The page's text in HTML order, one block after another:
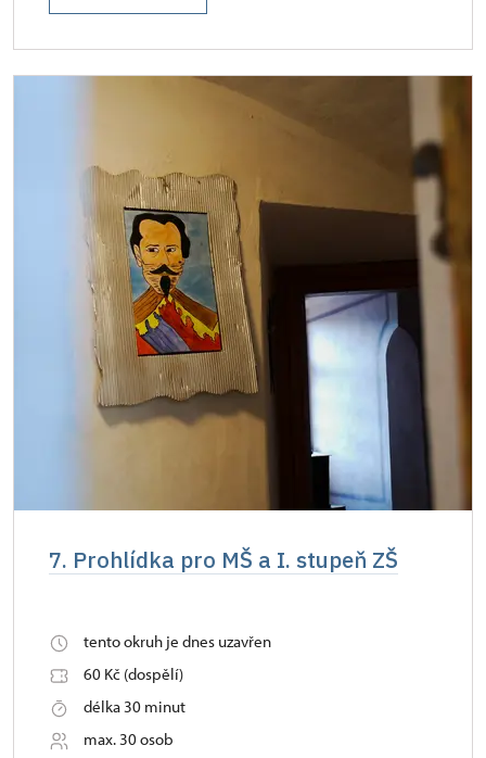
7. Prohlídka pro MŠ a I. stupeň ZŠ
tento okruh je dnes uzavřen
60 Kč (dospělí)
délka 30 minut
max. 30 osob